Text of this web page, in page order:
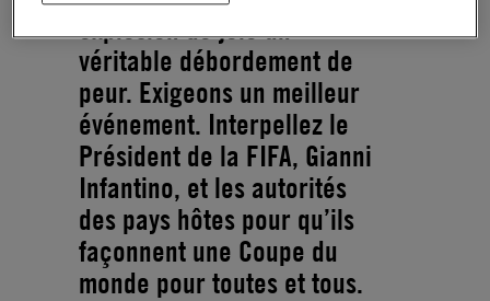
explosion de joie un
véritable débordement de
peur. Exigeons un meilleur
événement. Interpellez le
Président de la FIFA, Gianni
Infantino, et les autorités
des pays hôtes pour qu’ils
façonnent une Coupe du
monde pour toutes et tous.